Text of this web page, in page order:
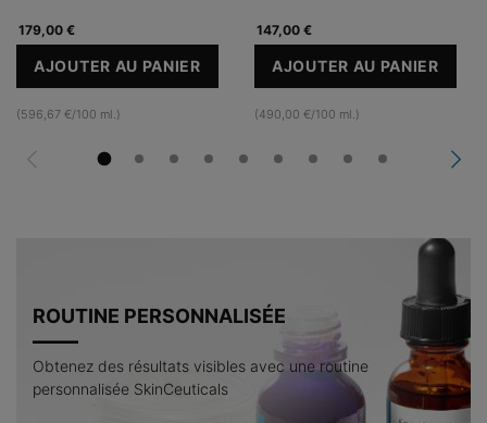
179,00 €
AJOUTER AU PANIER
A.G.E. INTERRUPTER ULTRA SERUM
(596,67 €/100 ml.)
147,00 €
AJOUTER AU PANIER
P-TIOX
(490,00 €/100 ml.)
ROUTINE PERSONNALISÉE
Obtenez des résultats visibles avec une routine
personnalisée SkinCeuticals